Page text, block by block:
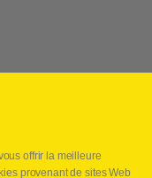
Webtec!
Portatifs
offrir la meilleure
provenant de sites Web